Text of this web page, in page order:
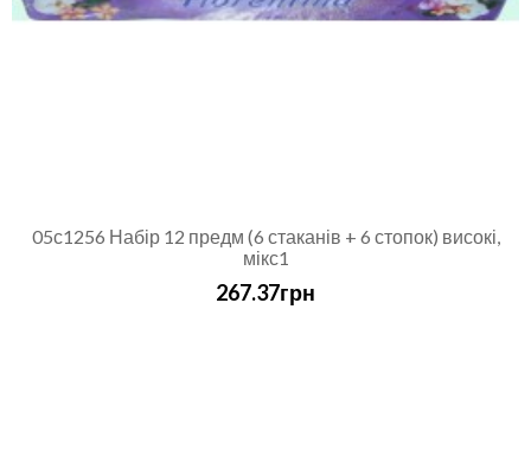
05с1256 Набір 12 предм (6 стаканів + 6 стопок) високі,
мікс1
267.37грн